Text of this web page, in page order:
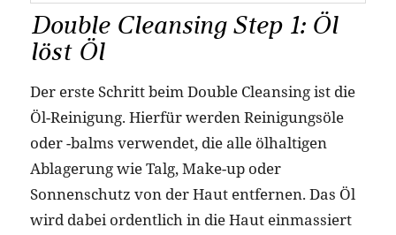
Double Cleansing Step 1: Öl
löst Öl
Der erste Schritt beim Double Cleansing ist die
Öl-Reinigung. Hierfür werden Reinigungsöle
oder -balms verwendet, die alle ölhaltigen
Ablagerung wie Talg, Make-up oder
Sonnenschutz von der Haut entfernen. Das Öl
wird dabei ordentlich in die Haut einmassiert